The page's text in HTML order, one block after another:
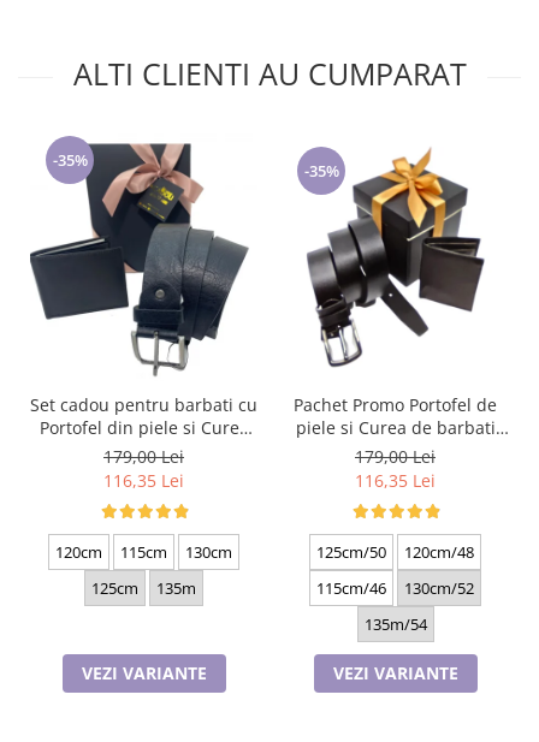
ALTI CLIENTI AU CUMPARAT
-35%
Set cadou pentru barbati cu
Portofel din piele si Curea
de barbati, negru 2210-4
179,00 Lei
116,35 Lei
120cm 115cm
130cm
125cm
135m
VEZI VARIANTE
-35%
Pachet Promo Portofel de
piele si Curea de barbati
neagra C130N-1881.4
179,00 Lei
116,35 Lei
125cm/50
120cm/48
115cm/46
130cm/52
135m/54
VEZI VARIANTE